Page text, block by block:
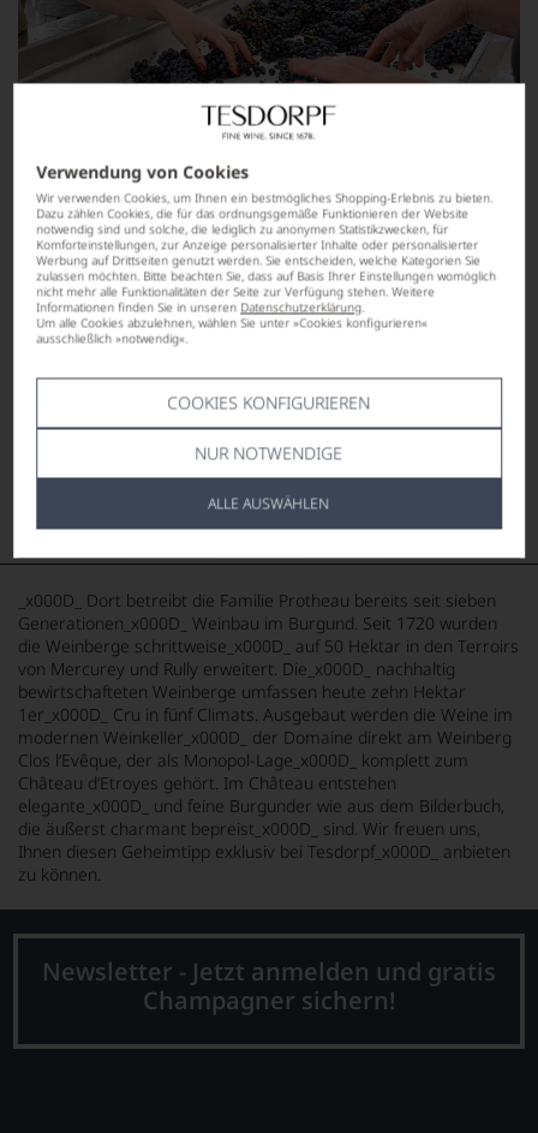
Verwendung von Cookies
Wir verwenden Cookies, um Ihnen ein bestmögliches Shopping-Erlebnis zu bieten.
Dazu zählen Cookies, die für das ordnungsgemäße Funktionieren der Website
notwendig sind und solche, die lediglich zu anonymen Statistikzwecken, für
Komforteinstellungen, zur Anzeige personalisierter Inhalte oder personalisierter
Werbung auf Drittseiten genutzt werden. Sie entscheiden, welche Kategorien Sie
zulassen möchten. Bitte beachten Sie, dass auf Basis Ihrer Einstellungen womöglich
nicht mehr alle Funktionalitäten der Seite zur Verfügung stehen. Weitere
Informationen finden Sie in unseren Datenschutzerklärung.
Um alle Cookies abzulehnen, wählen Sie unter »Cookies konfigurieren«
ausschließlich »notwendig«.
COOKIES KONFIGURIEREN
NUR NOTWENDIGE
ALLE AUSWÄHLEN
_x000D_ Dort betreibt die Familie Protheau bereits seit sieben
Generationen_x000D_ Weinbau im Burgund. Seit 1720 wurden
die Weinberge schrittweise_x000D_ auf 50 Hektar in den Terroirs
von Mercurey und Rully erweitert. Die_x000D_ nachhaltig
bewirtschafteten Weinberge umfassen heute zehn Hektar
1er_x000D_ Cru in fünf Climats. Ausgebaut werden die Weine im
modernen Weinkeller_x000D_ der Domaine direkt am Weinberg
Clos l‘Evêque, der als Monopol-Lage_x000D_ komplett zum
Château d‘Etroyes gehört. Im Château entstehen
elegante_x000D_ und feine Burgunder wie aus dem Bilderbuch,
die äußerst charmant bepreist_x000D_ sind. Wir freuen uns,
Ihnen diesen Geheimtipp exklusiv bei Tesdorpf_x000D_ anbieten
zu können.
Newsletter - Jetzt anmelden und gratis
Champagner sichern!